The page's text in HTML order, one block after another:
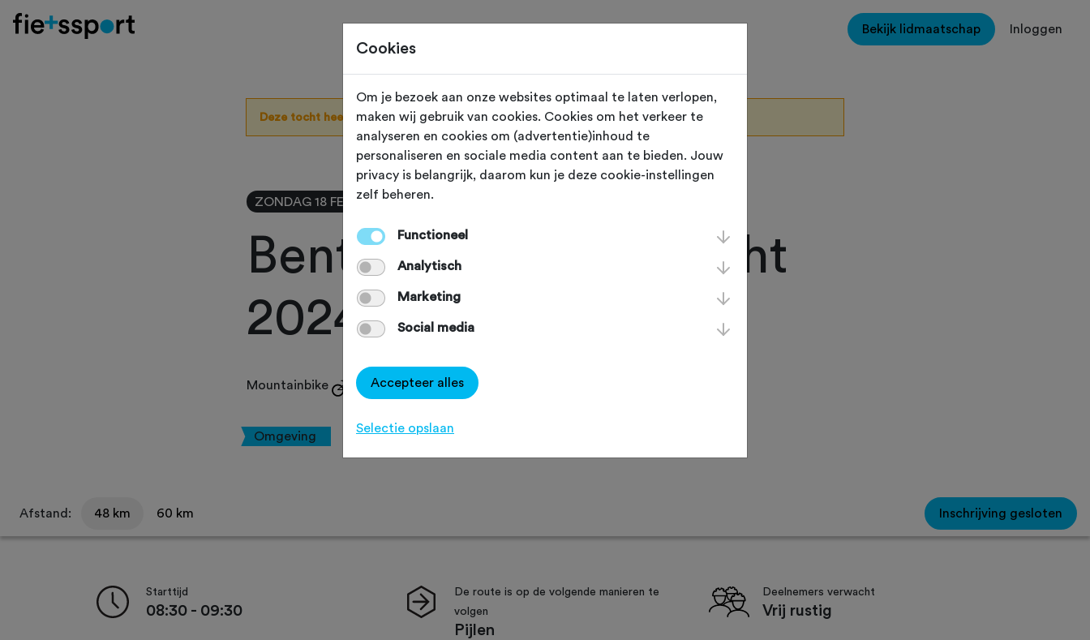
Bekijk lidmaatschap Inloggen
Deze tocht heeft reeds plaatsgevonden op 18-2-2024.
ZONDAG 18 FEB 2024 Losser (Overijssel)
Bentheimer Wald tocht
2024
Mountainbike Agenda
Omgeving Route
Afstand: 48 km 60 km Inschrijving gesloten
Starttijd
08:30 - 09:30
De route is op de volgende manieren te
volgen
Pijlen
Deelnemers verwacht
Vrij rustig
Cookies
Om je bezoek aan onze websites optimaal te laten verlopen,
maken wij gebruik van cookies. Cookies om het verkeer te
analyseren en cookies om (advertentie)inhoud te
personaliseren en sociale media content aan te bieden. Jouw
privacy is belangrijk, daarom kun je deze cookie-instellingen
zelf beheren.
Functioneel
Analytisch
Marketing
Social media
Accepteer alles
Selectie opslaan